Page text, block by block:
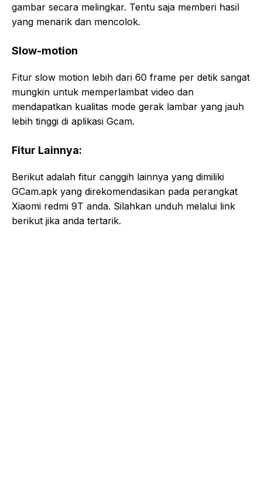
gambar secara melingkar. Tentu saja memberi hasil
yang menarik dan mencolok.
Slow-motion
Fitur slow motion lebih dari 60 frame per detik sangat
mungkin untuk memperlambat video dan
mendapatkan kualitas mode gerak lambar yang jauh
lebih tinggi di aplikasi Gcam.
Fitur Lainnya:
Berikut adalah fitur canggih lainnya yang dimiliki
GCam.apk yang direkomendasikan pada perangkat
Xiaomi redmi 9T anda. Silahkan unduh melalui link
berikut jika anda tertarik.